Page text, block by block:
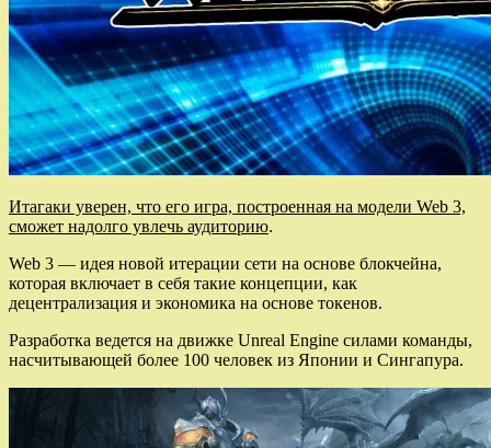
Итагаки уверен, что его игра, построенная на модели Web 3,
сможет надолго увлечь аудиторию.
Web 3 — идея новой итерации сети на основе блокчейна,
которая включает в себя такие концепции, как
децентрализация и экономика на основе токенов.
Разработка ведется на движке Unreal Engine силами команды,
насчитывающей более 100 человек из Японии и Сингапура.